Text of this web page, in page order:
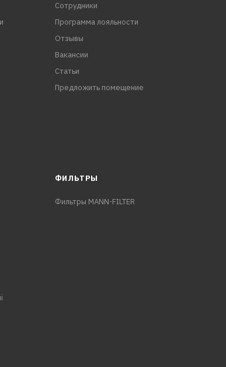
Сотрудники
Программа лояльности
Отзывы
Вакансии
Статьи
Предложить помещение
ФИЛЬТРЫ
Фильтры MANN-FILTER